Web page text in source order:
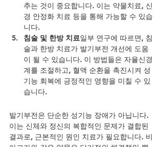
추는 것이 중요합니다. 이는 약물치료, 신
경 안정화 치료 등을 통해 가능할 수 있습
니다.
침술 및 한방 치료일부 연구에 따르면, 침
술과 한방 치료가 발기부전 개선에 도움
이 될 수 있습니다. 이 방법들은 자율신경
계를 조절하고, 혈액 순환을 촉진시켜 성
기능 회복에 긍정적인 영향을 미칠 수 있
습니다.
발기부전은 단순한 성기능 장애가 아닙니다.
이는 신체와 정신의 복합적인 문제가 결합된
결과로, 근본적인 원인 치료가 필요합니다. 비